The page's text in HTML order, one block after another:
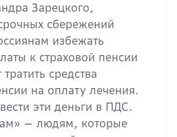
Зарецкого,
сбережений
избежать
к страховой пенсии
средства
на оплату лечения.
эти деньги в ПДС.
— людям, которые